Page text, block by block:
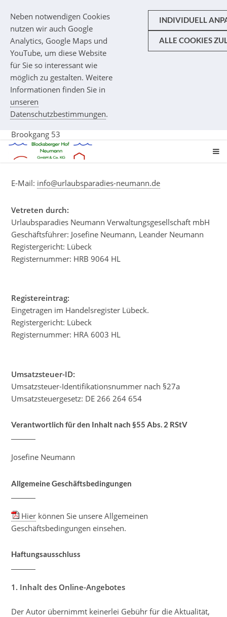
Neben notwendigen Cookies
nutzen wir auch Google
Analytics, Google Maps und
YouTube, um diese Website
für Sie so interessant wie
möglich zu gestalten. Weitere
Informationen finden Sie in
unseren
Datenschutzbestimmungen.
INDIVIDUELL
ALLE COOKIES
Impressum
Angaben nach §5 TMG:
Blocksberger Hof Neumann Gmbh & Co. KG
Brookgang 53
(Anfahrt über Mühlenstraße 26-30)
23743 Ostseeheilbad Grömitz
E-Mail: info@urlaubsparadies-neumann.de
Vetreten durch:
Urlaubsparadies Neumann Verwaltungsgesellschaft mbH
Geschäftsführer: Josefine Neumann, Leander Neumann
Registergericht: Lübeck
Registernummer: HRB 9064 HL
Registereintrag:
Eingetragen im Handelsregister Lübeck.
Registergericht: Lübeck
Registernummer: HRA 6003 HL
Umsatzsteuer-ID:
Umsatzsteuer-Identifikationsnummer nach §27a
Umsatzsteuergesetz: DE 266 264 654
Verantwortlich für den Inhalt nach §55 Abs. 2 RStV
Josefine Neumann
Allgemeine Geschäftsbedingungen
Hier können Sie unsere Allgemeinen
Geschäftsbedingungen einsehen.
Haftungsausschluss
1. Inhalt des Online-Angebotes
Der Autor übernimmt keinerlei Gebühr für die Aktualität,